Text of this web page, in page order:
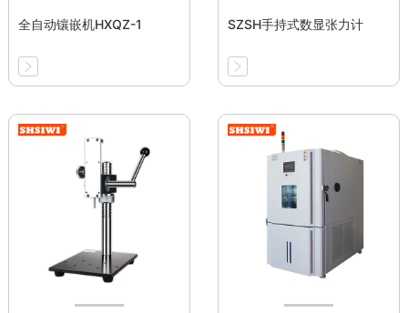
全自动镶嵌机HXQZ-1 SZSH手持式数显张力计